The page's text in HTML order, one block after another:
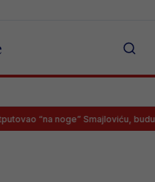
noge” Smajloviću, budući Zmaj